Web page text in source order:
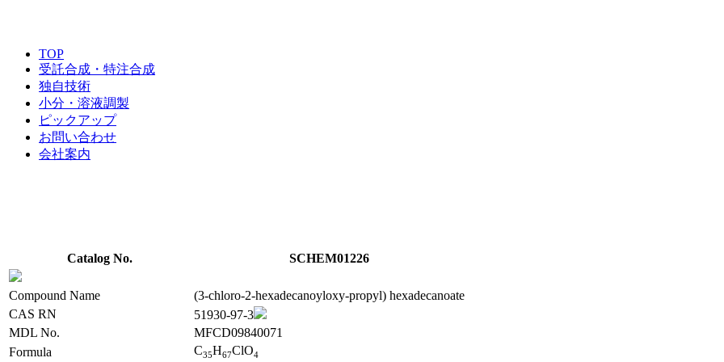
TOP
受託合成・特注合成
独自技術
小分・溶液調製
ピックアップ
お問い合わせ
会社案内
Catalog No. SCHEM01226
Compound Name
(3-chloro-2-hexadecanoyloxy-propyl) hexadecanoate
CAS RN
51930-97-3
MDL No.
MFCD09840071
Formula
C35H67ClO4